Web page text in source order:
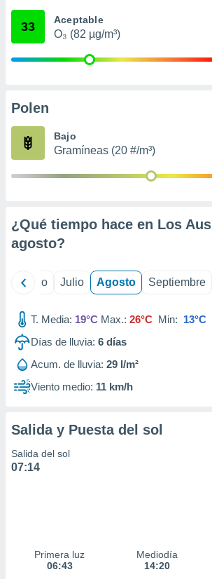
mediante
publicidad
de
33 Aceptable
O₃ (82 µg/m³)
Polen
Bajo
Gramíneas (20 #/m³)
¿Qué tiempo hace en Los
agosto?
Junio Julio Agosto Septiembre
T. Media: 19°C Max.: 26°C Min: 13°C
Días de lluvia: 6 días
Acum. de lluvia: 29 l/m²
Viento medio: 11 km/h
Salida y Puesta del sol
Salida del sol
07:14
Primera luz
06:43
Mediodía
14:20